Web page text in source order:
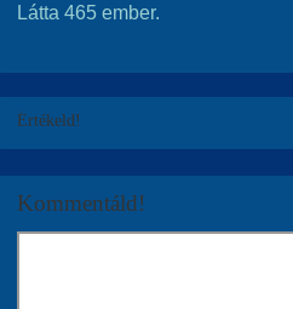
Látta 465 ember.
Értékeld!
Kommentáld!